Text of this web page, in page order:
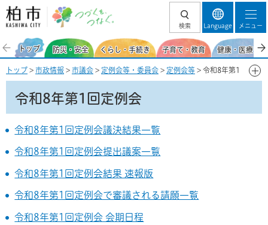
柏市 つづくを、
検索 Language メニュー
トップ 防災・安全 くらし・手続き 子育て・教育 健康・医療・
トップ > 市政情報 > 市議会 > 定例会等・委員会 > 定例会等 > 令和8年第1
回定例会
令和8年第1回定例会
令和8年第1回定例会議決結果一覧
令和8年第1回定例会提出議案一覧
令和8年第1回定例会結果 速報版
令和8年第1回定例会で審議される請願一覧
令和8年第1回定例会 会期日程